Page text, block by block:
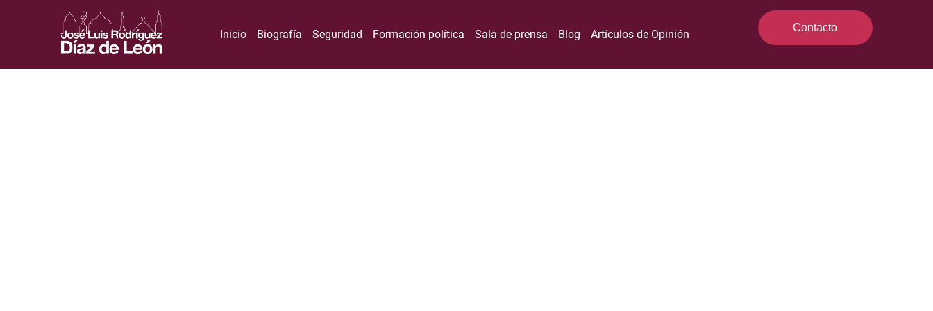
Inicio Biografía Seguridad Formación política Sala de prensa Blog Artículos de Opinión
Contacto